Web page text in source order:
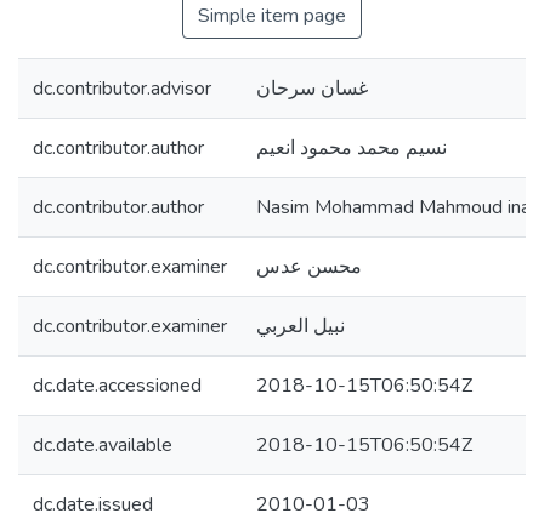
Simple item page
dc.contributor.advisor غسان سرحان
dc.contributor.author نسيم محمد محمود انعيم
dc.contributor.author Nasim Mohammad Mahmoud
dc.contributor.examiner محسن عدس
dc.contributor.examiner نبيل العربي
dc.date.accessioned 2018-10-15T06:50:54Z
dc.date.available 2018-10-15T06:50:54Z
dc.date.issued 2010-01-03